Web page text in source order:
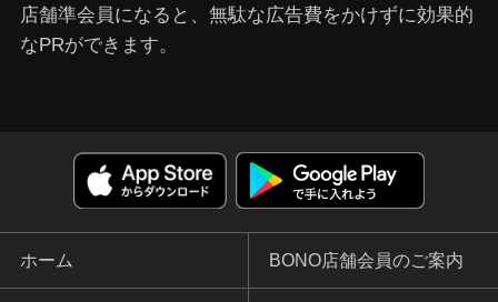
店舗準会員になると、無駄な広告費をかけずに効果的
なPRができます。
ホーム BONO店舗会員のご案内